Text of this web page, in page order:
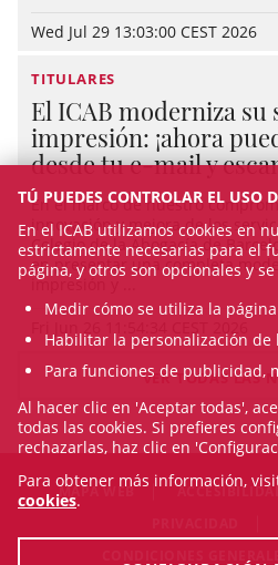
Wed Jul 29 13:03:00 CEST 2026
TITULARES
El ICAB moderniza su
impresión: ¡ahora
desde tu e-mail y
En el marco de nuestro
innovación y mejora de los
Colegio de la Abogacía de
en presentar una completa
impresión y ...
VER TODAS LAS
MAPA WEB
TÚ PUEDES CONTROLAR EL USO
En el ICAB utilizamos cookies en
estrictamente necesarias para el
página, y otros son opcionales y
Medir cómo se utiliza la
Habilitar la personalización de
Para funciones de publicidad,
Al hacer clic en 'Aceptar todas',
todas las cookies. Si prefieres
rechazarlas, haz clic en
Para obtener más información,
cookies.